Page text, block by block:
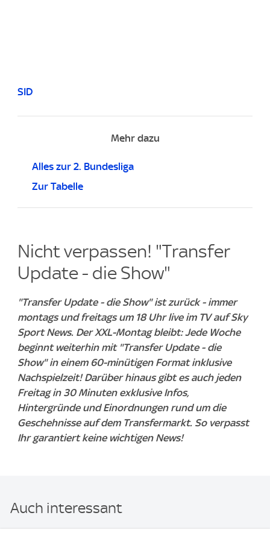
SID
Mehr dazu
Alles zur 2. Bundesliga
Zur Tabelle
Nicht verpassen! "Transfer
Update - die Show"
"Transfer Update - die Show" ist zurück - immer
montags und freitags um 18 Uhr live im TV auf Sky
Sport News. Der XXL-Montag bleibt: Jede Woche
beginnt weiterhin mit "Transfer Update - die
Show" in einem 60-minütigen Format inklusive
Nachspielzeit! Darüber hinaus gibt es auch jeden
Freitag in 30 Minuten exklusive Infos,
Hintergründe und Einordnungen rund um die
Geschehnisse auf dem Transfermarkt. So verpasst
Ihr garantiert keine wichtigen News!
Auch interessant